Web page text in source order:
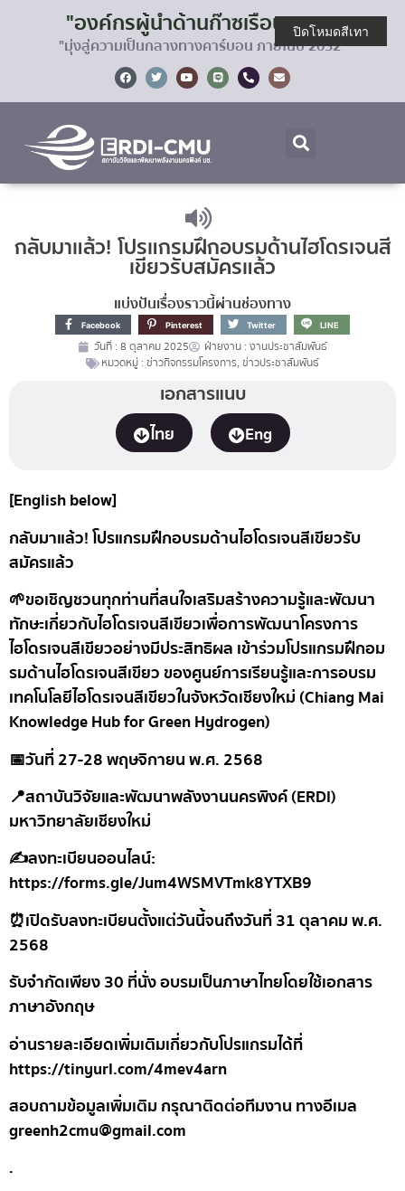
"องค์กรผู้นำด้านก๊าซเรือนกระจก
"มุ่งสู่ความเป็นกลางทางคาร์บอน ภายในปี 2032"
กลับมาแล้ว! โปรแกรมฝึกอบรมด้านไฮโดรเจนสี
เขียวรับสมัครแล้ว
แบ่งปันเรื่องราวนี้ผ่านช่องทาง
Facebook Pinterest Twitter LINE
วันที่ : 8 ตุลาคม 2025 ฝ่ายงาน : งานประชาสัมพันธ์
หมวดหมู่ : ข่าวกิจกรรมโครงการ, ข่าวประชาสัมพันธ์
เอกสารแนบ
ไทย Eng
[English below]
กลับมาแล้ว! โปรแกรมฝึกอบรมด้านไฮโดรเจนสีเขียวรับ
สมัครแล้ว
🌱ขอเชิญชวนทุกท่านที่สนใจเสริมสร้างความรู้และพัฒนา
ทักษะเกี่ยวกับไฮโดรเจนสีเขียวเพื่อการพัฒนาโครงการ
ไฮโดรเจนสีเขียวอย่างมีประสิทธิผล เข้าร่วมโปรแกรมฝึกอม
รมด้านไฮโดรเจนสีเขียว ของศูนย์การเรียนรู้และการอบรม
เทคโนโลยีไฮโดรเจนสีเขียวในจังหวัดเชียงใหม่ (Chiang Mai
Knowledge Hub for Green Hydrogen)
📅วันที่ 27-28 พฤษจิกายน พ.ศ. 2568
📍สถาบันวิจัยและพัฒนาพลังงานนครพิงค์ (ERDI)
มหาวิทยาลัยเชียงใหม่
✍️ลงทะเบียนออนไลน์:
https://forms.gle/Jum4WSMVTmk8YTXB9
⏰เปิดรับลงทะเบียนตั้งแต่วันนี้จนถึงวันที่ 31 ตุลาคม พ.ศ.
2568
รับจำกัดเพียง 30 ที่นั่ง อบรมเป็นภาษาไทยโดยใช้เอกสาร
ภาษาอังกฤษ
อ่านรายละเอียดเพิ่มเติมเกี่ยวกับโปรแกรมได้ที่
https://tinyurl.com/4mev4arn
สอบถามข้อมูลเพิ่มเติม กรุณาติดต่อทีมงาน ทางอีเมล
greenh2cmu@gmail.com
.
ปิดโหมดสีเทา